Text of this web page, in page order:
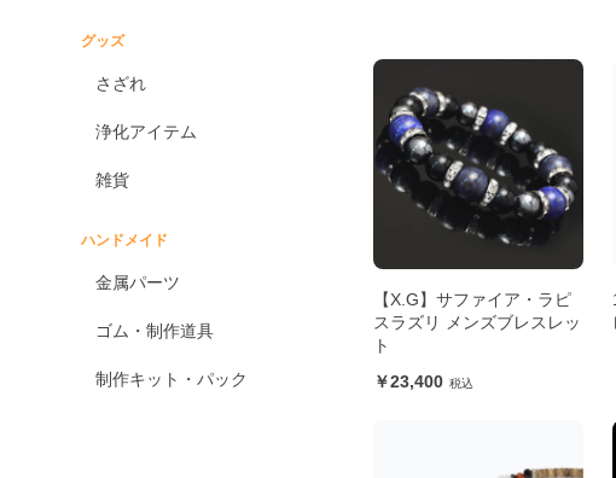
グッズ
さざれ
浄化アイテム
雑貨
ハンドメイド
金属パーツ
ゴム・制作道具
制作キット・パック
【X.G】サファイア・ラピ
スラズリ メンズブレスレッ
ト
23,400